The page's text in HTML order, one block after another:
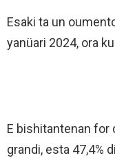
Esaki ta un
yanüari 2024, ora
E bishitantenan for
grandi, esta 47,4%